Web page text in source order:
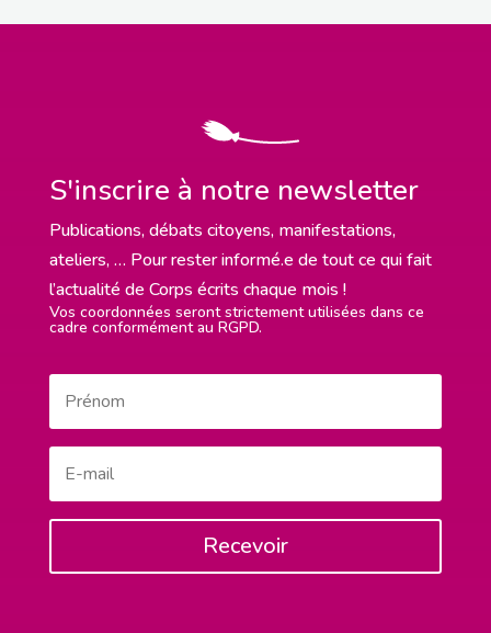
S'inscrire à notre newsletter
Publications, débats citoyens, manifestations,
ateliers, … Pour rester informé.e de tout ce qui fait
l’actualité de Corps écrits chaque mois !
Vos coordonnées seront strictement utilisées dans ce
cadre conformément au RGPD.
Recevoir